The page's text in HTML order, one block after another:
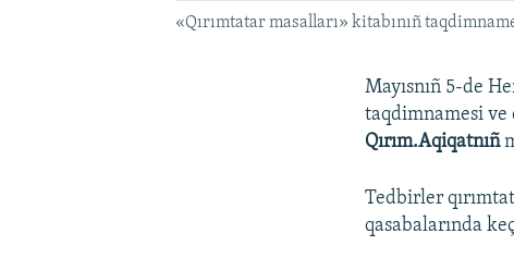
«Qırımtatar masalları» kitabınıñ
Mayısnıñ 5-de
taqdimnamesi ve
Qırım.Aqiqatnıñ
Tedbirler
qasabalarında